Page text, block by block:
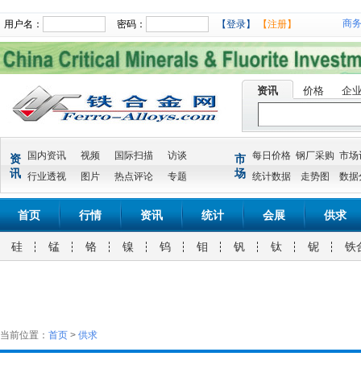
用户名： 密码： 【登录】 【注册】 商
资讯 价格 企
资
讯
国内资讯 视频 国际扫描
访谈
行业透视
图片 热点评论 专题
市
场
每日价格 钢厂采购 市场
统计数据
走势图 数据
首页 行情 资讯 统计 会展 供求
硅 锰 铬 镍 钨 钼 钒 钛 铌 铁
当前位置： 首页 > 供求